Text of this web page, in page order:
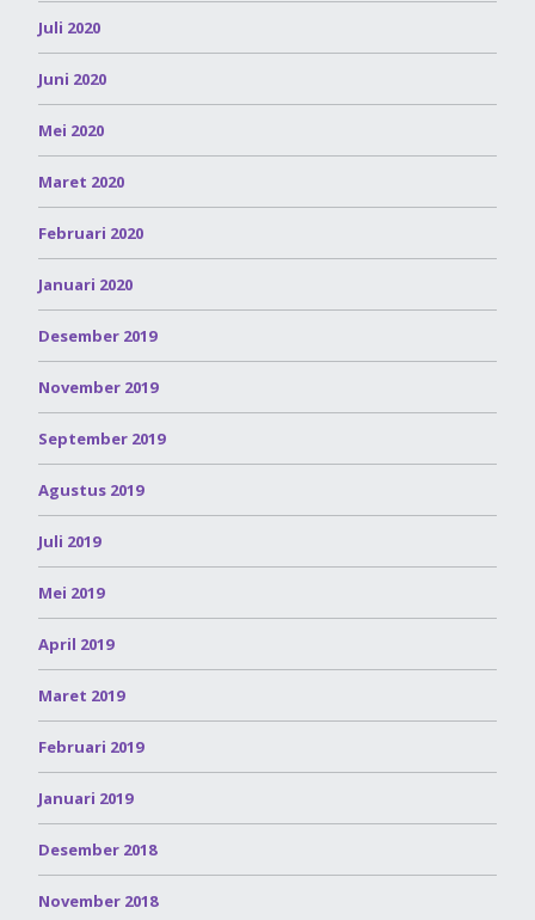
Juli 2020
Juni 2020
Mei 2020
Maret 2020
Februari 2020
Januari 2020
Desember 2019
November 2019
September 2019
Agustus 2019
Juli 2019
Mei 2019
April 2019
Maret 2019
Februari 2019
Januari 2019
Desember 2018
November 2018